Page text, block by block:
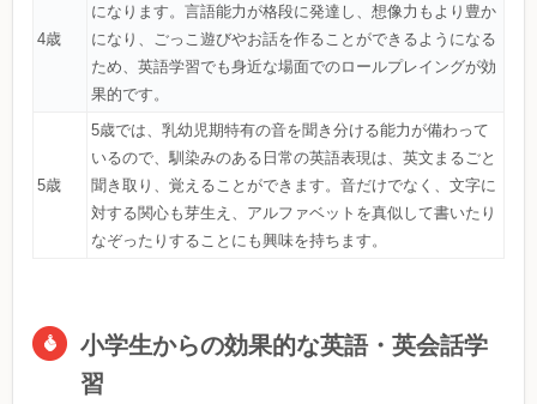
4歳
になります。言語能力が格段に発達し、想像力もより豊か
になり、ごっこ遊びやお話を作ることができるようになる
ため、英語学習でも身近な場面でのロールプレイングが効
果的です。
5歳
5歳では、乳幼児期特有の音を聞き分ける能力が備わって
いるので、馴染みのある日常の英語表現は、英文まるごと
聞き取り、覚えることができます。音だけでなく、文字に
対する関心も芽生え、アルファベットを真似して書いたり
なぞったりすることにも興味を持ちます。
小学生からの効果的な英語・英会話学
習